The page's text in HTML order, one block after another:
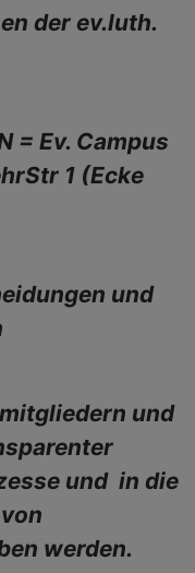
der ev.luth.
= Ev. Campus
1 (Ecke
und
und
und in die
werden.